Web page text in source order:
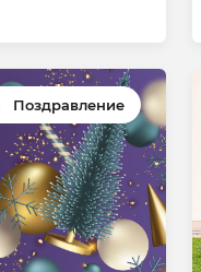
Поздравление